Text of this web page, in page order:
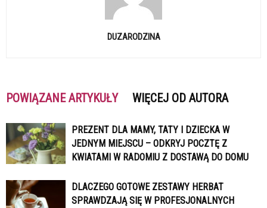
DUZARODZINA
POWIĄZANE ARTYKUŁY WIĘCEJ OD AUTORA
PREZENT DLA MAMY, TATY I DZIECKA W
JEDNYM MIEJSCU – ODKRYJ POCZTĘ Z
KWIATAMI W RADOMIU Z DOSTAWĄ DO DOMU
DLACZEGO GOTOWE ZESTAWY HERBAT
SPRAWDZAJĄ SIĘ W PROFESJONALNYCH